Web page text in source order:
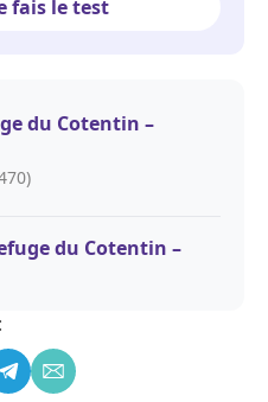
fais le test
du Cotentin –
du Cotentin –